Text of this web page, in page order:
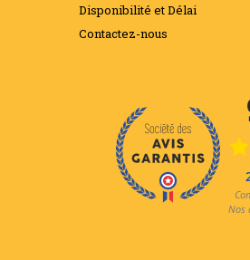
Disponibilité et Délai
Contactez-nous